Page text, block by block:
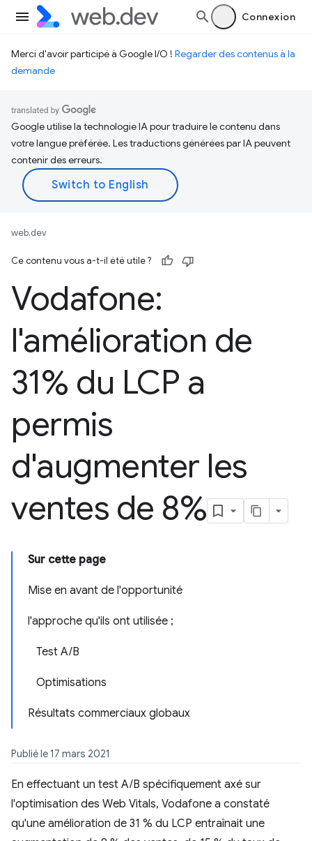
Connexion
Merci d'avoir participé à Google I/O ! Regarder des contenus à la
demande
Google utilise la technologie IA pour traduire le contenu dans
votre langue préférée. Les traductions générées par IA peuvent
contenir des erreurs.
web.dev
Ce contenu vous a-t-il été utile ?
Vodafone:
l'amélioration de
31% du LCP a
permis
d'augmenter les
ventes de 8%
Sur cette page
Mise en avant de l'opportunité
l'approche qu'ils ont utilisée ;
Test A/B
Optimisations
Résultats commerciaux globaux
Publié le 17 mars 2021
En effectuant un test A/B spécifiquement axé sur
l'optimisation des Web Vitals, Vodafone a constaté
qu'une amélioration de 31 % du LCP entraînait une